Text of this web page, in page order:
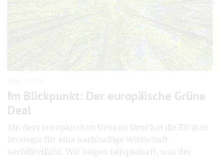
Im Blickpunkt: Der europäische Grüne
Deal
Mit dem europäischen Grünen Deal hat die EU ihre
Strategie für eine nachhaltige Wirtschaft
veröffentlicht. Wir zeigen beispielhaft, was der